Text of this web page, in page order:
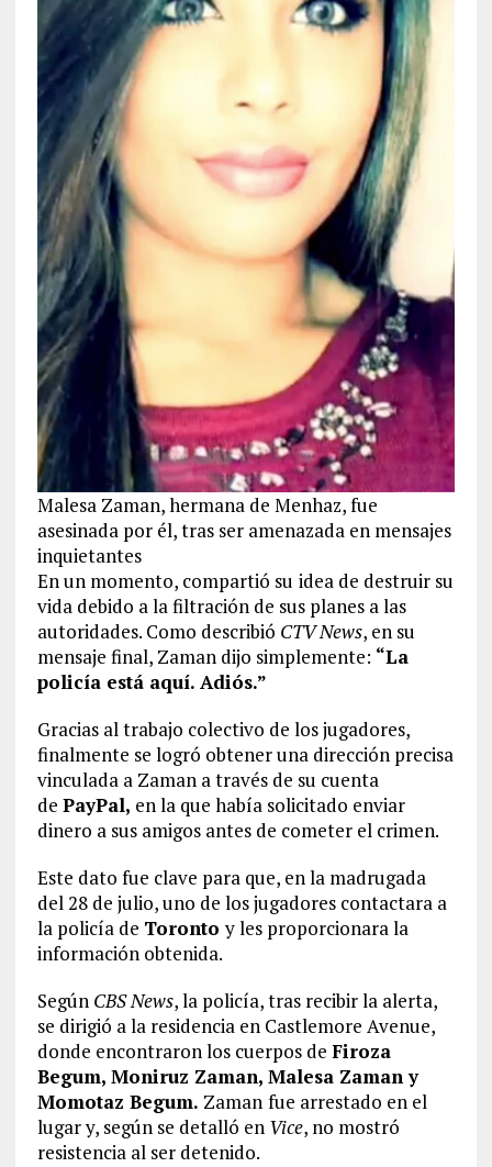
Malesa Zaman, hermana de Menhaz, fue
asesinada por él, tras ser amenazada en mensajes
inquietantes
En un momento, compartió su idea de destruir su
vida debido a la filtración de sus planes a las
autoridades. Como describió CTV News, en su
mensaje final, Zaman dijo simplemente: “La
policía está aquí. Adiós.”
Gracias al trabajo colectivo de los jugadores,
finalmente se logró obtener una dirección precisa
vinculada a Zaman a través de su cuenta
de PayPal, en la que había solicitado enviar
dinero a sus amigos antes de cometer el crimen.
Este dato fue clave para que, en la madrugada
del 28 de julio, uno de los jugadores contactara a
la policía de Torontoy les proporcionara la
información obtenida.
Según CBS News, la policía, tras recibir la alerta,
se dirigió a la residencia en Castlemore Avenue,
donde encontraron los cuerpos de Firoza
Begum, Moniruz Zaman, Malesa Zaman y
Momotaz Begum. Zaman fue arrestado en el
lugar y, según se detalló en Vice, no mostró
resistencia al ser detenido.